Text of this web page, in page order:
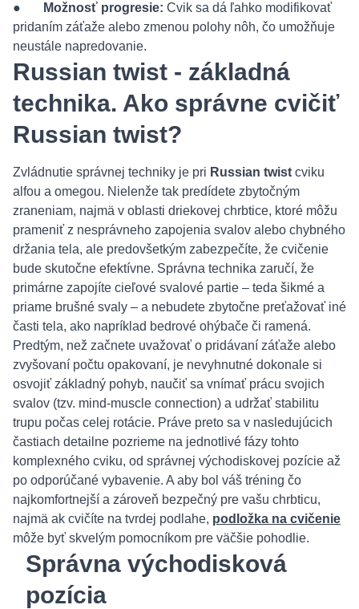
●
Možnosť progresie: Cvik sa dá ľahko modifikovať
pridaním záťaže alebo zmenou polohy nôh, čo umožňuje
neustále napredovanie.
Russian twist - základná
technika. Ako správne cvičiť
Russian twist?
Zvládnutie správnej techniky je pri Russian twist cviku
alfou a omegou. Nielenže tak predídete zbytočným
zraneniam, najmä v oblasti driekovej chrbtice, ktoré môžu
prameniť z nesprávneho zapojenia svalov alebo chybného
držania tela, ale predovšetkým zabezpečíte, že cvičenie
bude skutočne efektívne. Správna technika zaručí, že
primárne zapojíte cieľové svalové partie – teda šikmé a
priame brušné svaly – a nebudete zbytočne preťažovať iné
časti tela, ako napríklad bedrové ohýbače či ramená.
Predtým, než začnete uvažovať o pridávaní záťaže alebo
zvyšovaní počtu opakovaní, je nevyhnutné dokonale si
osvojiť základný pohyb, naučiť sa vnímať prácu svojich
svalov (tzv. mind-muscle connection) a udržať stabilitu
trupu počas celej rotácie. Práve preto sa v nasledujúcich
častiach detailne pozrieme na jednotlivé fázy tohto
komplexného cviku, od správnej východiskovej pozície až
po odporúčané vybavenie. A aby bol váš tréning čo
najkomfortnejší a zároveň bezpečný pre vašu chrbticu,
najmä ak cvičíte na tvrdej podlahe, podložka na cvičenie
môže byť skvelým pomocníkom pre väčšie pohodlie.
Správna východisková
pozícia